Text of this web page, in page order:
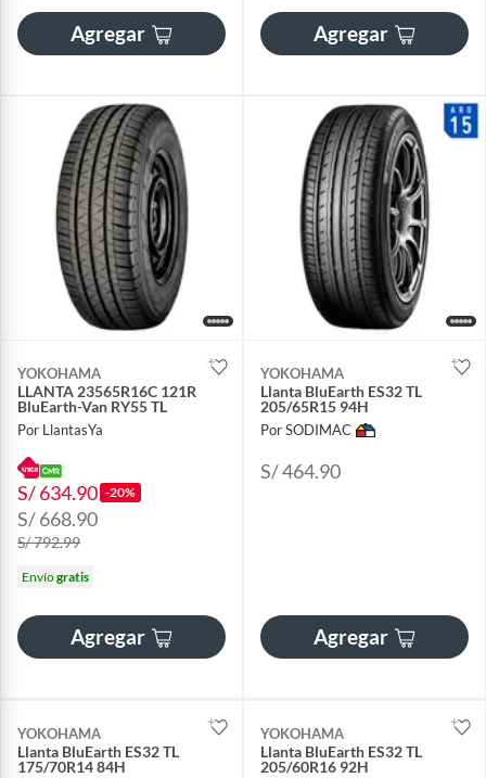
Agregar Agregar
YOKOHAMA
LLANTA 23565R16C 121R
BluEarth-Van RY55 TL
Por LlantasYa
S/ 634.90 -20%
S/ 668.90
S/ 792.99
Envíogratis
Agregar
YOKOHAMA
Llanta BluEarth ES32 TL
205/65R15 94H
Por SODIMAC
S/ 464.90
Agregar
YOKOHAMA
Llanta BluEarth ES32 TL
175/70R14 84H
YOKOHAMA
Llanta BluEarth ES32 TL
205/60R16 92H